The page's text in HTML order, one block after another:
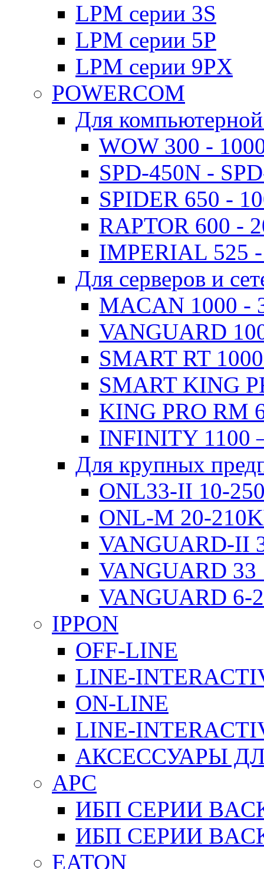
LPM серии 3S
LPM серии 5P
LPM серии 9PX
POWERCOM
Для
WOW 300 -
SPD-450N -
SPIDER 650 -
RAPTOR 600 -
IMPERIAL 525
Для серверов и
MACAN 1000 -
VANGUARD
SMART RT
SMART KING
KING PRO RM
INFINITY 1100
Для крупных
ONL33-II 10-
ONL-M 20-
VANGUARD-II
VANGUARD 33
VANGUARD 6-
IPPON
OFF-LINE
LINE-
ON-LINE
LINE-
АКСЕССУАРЫ
APC
ИБП СЕРИИ
ИБП СЕРИИ
EATON